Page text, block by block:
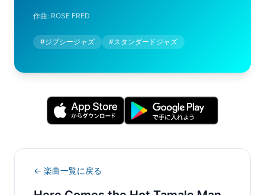
作曲: ROSE FRED
#ジプシージャズ #スタンダードジャズ
← 楽曲一覧に戻る